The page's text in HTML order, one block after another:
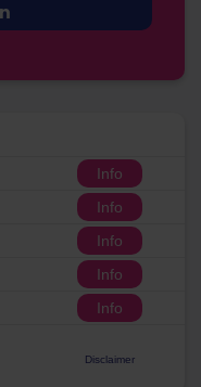
Info
Info
Info
Info
Info
Disclaimer